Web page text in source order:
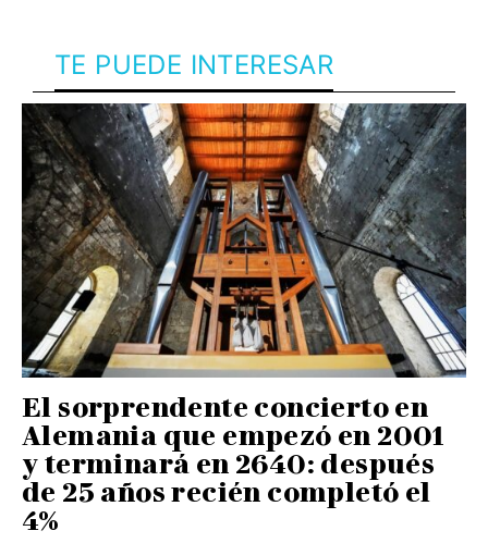
TE PUEDE INTERESAR
El sorprendente concierto en
Alemania que empezó en 2001
y terminará en 2640: después
de 25 años recién completó el
4%